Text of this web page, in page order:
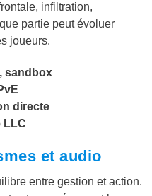
infiltration,
partie peut évoluer
joueurs.
sandbox
directe
LLC
et audio
entre gestion et action.